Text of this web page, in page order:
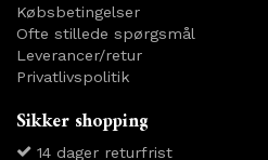
Købsbetingelser
Ofte stillede spørgsmål
Leverancer/retur
Privatlivspolitik
Sikker shopping
14 dager returfrist